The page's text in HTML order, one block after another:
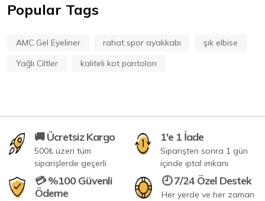
Popular Tags
AMC Gel Eyeliner rahat spor ayakkabı
şık elbise
Yağlı Ciltler
kaliteli kot pantolon
🚚 Ücretsiz Kargo
500₺ üzeri tüm
siparişlerde geçerli
1'e 1 İade
Siparişten sonra 1 gün
içinde iptal imkanı
💳 %100 Güvenli
Ödeme
🕘 7/24 Özel Destek
Her yerde ve her zaman